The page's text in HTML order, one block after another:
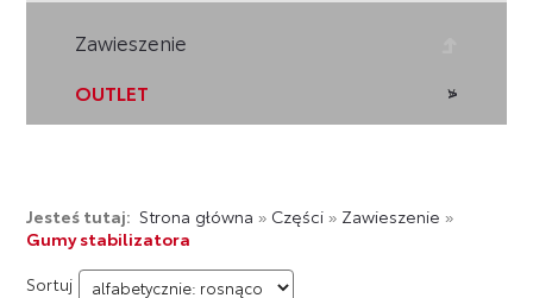
Zawieszenie
OUTLET
Jesteś tutaj: Strona główna » Części» Zawieszenie »
Gumy stabilizatora
Sortuj